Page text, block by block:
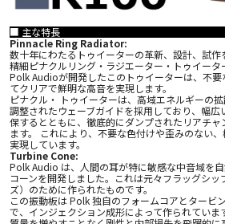
■ 主な特長
Pinnacle Ring Radiator:
数十年にわたるトゥイーターの革新、設計、試
精細ピナクルリング・ラジエーター・トゥイータ
Polk Audioが開発したこのトゥイーターは、不
てクリアで鮮明な高音を実現します。
ピナクル・ トゥイーターは、高域エネルギーの
調整されたウェーブガイドを採用しており、幅
保するとともに、徹底的にダンプされたリアチ
ます。 これにより、不要な色付けや歪みのない
実現しています。
Turbine Cone:
Polk Audio は、人間の耳が特に敏感な中音域を
コーンを開発しました。これは元々フラッグシッ
ズ）のために作られたものです。
この振動板は Polk 独自のフォームコアとタービ
で、インジェクション成形によって作られていま